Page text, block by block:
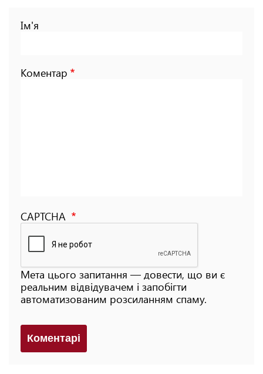
Ім'я
Коментар
CAPTCHA
Мета цього запитання — довести, що ви є
реальним відвідувачем і запобігти
автоматизованим розсиланням спаму.
Коментарi